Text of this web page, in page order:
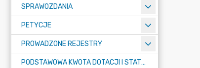
SPRAWOZDANIA
PETYCJE
PROWADZONE REJESTRY
PODSTAWOWA KWOTA DOTACJI I STATYSTYCZNA LICZBA UCZNIÓW